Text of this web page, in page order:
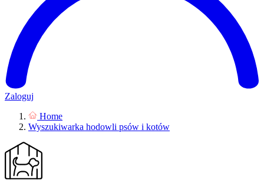
Zaloguj
Home
Wyszukiwarka hodowli psów i kotów